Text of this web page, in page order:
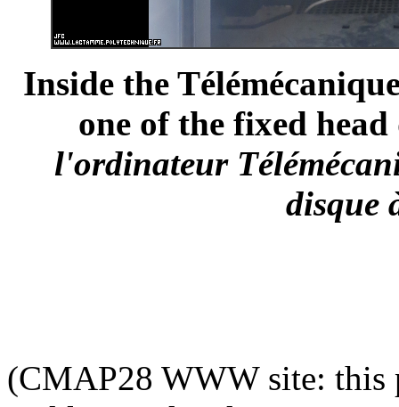
Inside the
one of the fixed
l'ordinateur
disque
(CMAP28 WWW site: this